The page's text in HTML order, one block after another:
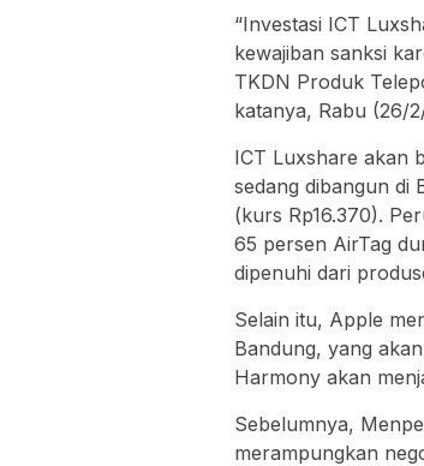
“Investasi ICT
kewajiban sanksi
TKDN Produk
katanya, Rabu (26/
ICT Luxshare akan
sedang dibangun di
(kurs Rp16.370).
65 persen AirTag
dipenuhi dari
Selain itu, Apple
Bandung, yang
Harmony akan
Sebelumnya,
merampungkan